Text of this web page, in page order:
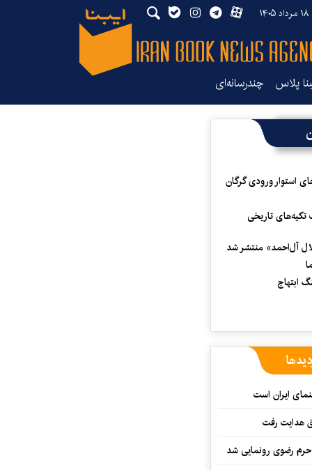
پلاس چندرسانه‌ای
استوار ورودی گرگان
تکیه‌های تاریخی
آل‌احمد» منتشر شد
ابتهاج
ایران است
هدایت رفت
حرم رضوی رونمایی شد